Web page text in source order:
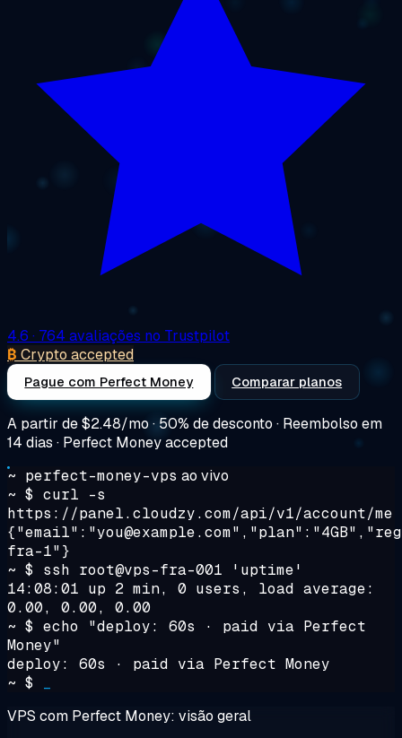
4.6 · 764 avaliações no Trustpilot
₿ Crypto accepted
Pague com Perfect Money Comparar planos
A partir de$2.48/mo· 50% de desconto · Reembolso em
14 dias · Perfect Money accepted
~ perfect-money-vps ao vivo
~ $ curl -s
https://panel.cloudzy.com/api/v1/account/me
fra-1"}
~ $
ssh root@vps-fra-001 'uptime'
14:08:01 up 2 min, 0 users, load average:
0.00, 0.00, 0.00
~ $ echo "deploy: 60s · paid via Perfect
Money"
deploy: 60s · paid via Perfect Money
~ $
VPS com Perfect Money: visão geral